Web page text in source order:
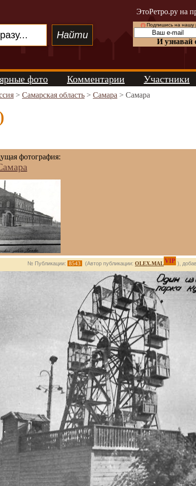
ЭтоРетро.ру на
(!)Подпишись на нашу
И узнавай
фото Комментарии Участники
> Самарская область > Самара > Самара
фотография:
№ Публикации: 8543 (Автор публикации: OLEX.MALVIP ),